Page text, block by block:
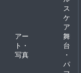
ス
ケ
ア
アー
ト・
写真
舞
台
・
パ